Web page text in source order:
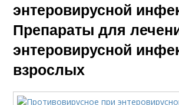
энтеровирусной
Препараты для
энтеровирусной
взрослых